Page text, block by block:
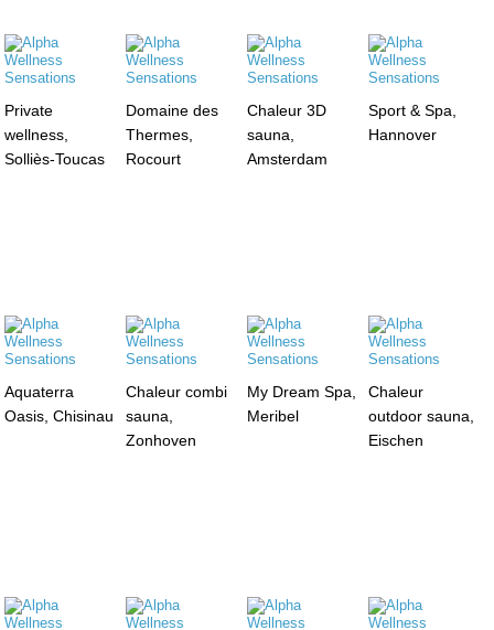
Private
wellness,
Solliès-Toucas
Domaine des
Thermes,
Rocourt
Chaleur 3D
sauna,
Amsterdam
Sport & Spa,
Hannover
Aquaterra
Oasis, Chisinau
Chaleur combi
sauna,
Zonhoven
My Dream Spa,
Meribel
Chaleur
outdoor sauna,
Eischen